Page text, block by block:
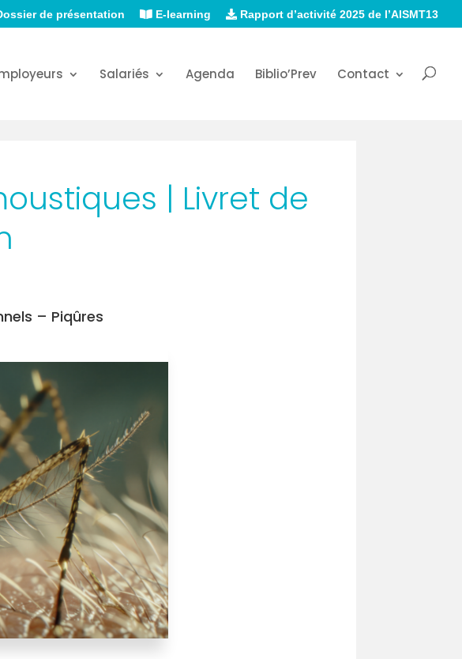
de présentation E-learning Rapport d’activité 2025 de l’AISMT13
Salariés Agenda Biblio’Prev Contact
| Livret de
– Piqûres